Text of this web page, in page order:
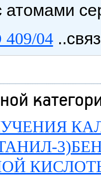
атомами
409/04